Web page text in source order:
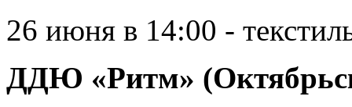
26 июня в 14:00 -
ДДЮ «Ритм»